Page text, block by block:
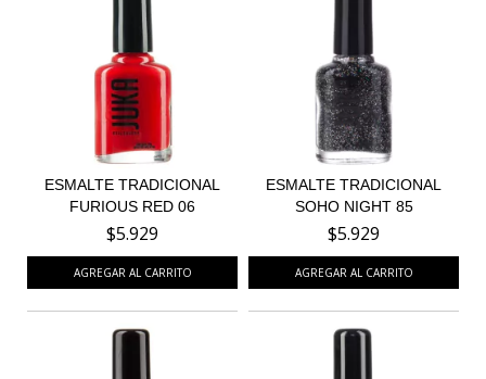
ESMALTE TRADICIONAL
FURIOUS RED 06
$5.929
ESMALTE TRADICIONAL
SOHO NIGHT 85
$5.929